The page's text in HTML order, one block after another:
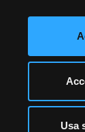
Usa
NAZIONE
CONTATTI
CURA